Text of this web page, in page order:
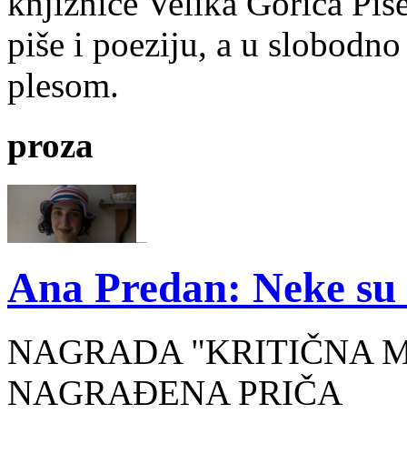
piše i poeziju, a u
plesom.
proza
Ana Predan: Neke
NAGRADA "KRITIČNA
NAGRAĐENA PRIČA